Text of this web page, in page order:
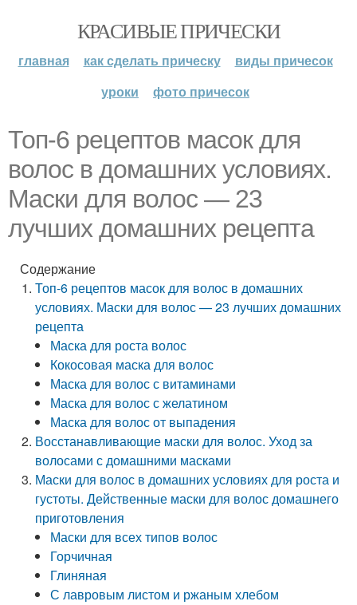
КРАСИВЫЕ ПРИЧЕСКИ
главная как сделать прическу
виды причесок
уроки
фото причесок
Топ-6 рецептов масок для
волос в домашних условиях.
Маски для волос — 23
лучших домашних рецепта
Содержание
Топ-6 рецептов масок для волос в домашних
условиях. Маски для волос — 23 лучших домашних
рецепта
Маска для роста волос
Кокосовая маска для волос
Маска для волос с витаминами
Маска для волос с желатином
Маска для волос от выпадения
Восстанавливающие маски для волос. Уход за
волосами с домашними масками
Маски для волос в домашних условиях для роста и
густоты. Действенные маски для волос домашнего
приготовления
Маски для всех типов волос
Горчичная
Глиняная
С лавровым листом и ржаным хлебом